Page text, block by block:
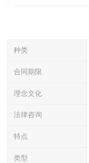
种类
合同期限
理念文化
法律咨询
特点
类型